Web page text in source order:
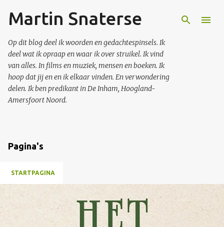
Doorgaan naar hoofdcontent
Martin Snaterse
Op dit blog deel ik woorden en gedachtespinsels. Ik
deel wat ik opraap en waar ik over struikel. Ik vind
van alles. In films en muziek, mensen en boeken. Ik
hoop dat jij en en ik elkaar vinden. En verwondering
delen. Ik ben predikant in De Inham, Hoogland-
Amersfoort Noord.
Pagina's
STARTPAGINA
P